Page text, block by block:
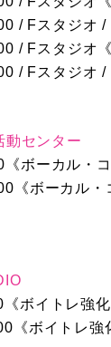
/ Fスタジオ /
/ Fスタジオ《
/ Fスタジオ /
動センター
ボーカル・コ
ボーカル・
ボイトレ強化
ボイトレ強